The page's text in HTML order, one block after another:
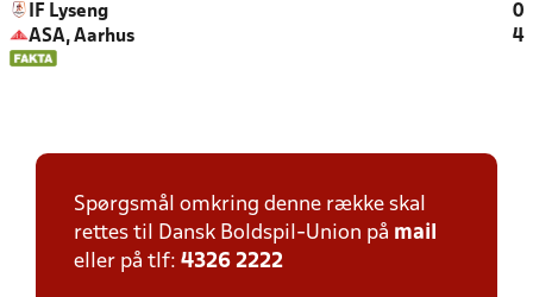
IF Lyseng
0
ASA, Aarhus
4
Spørgsmål omkring denne række skal
rettes til Dansk Boldspil-Union på mail
eller på tlf: 4326 2222